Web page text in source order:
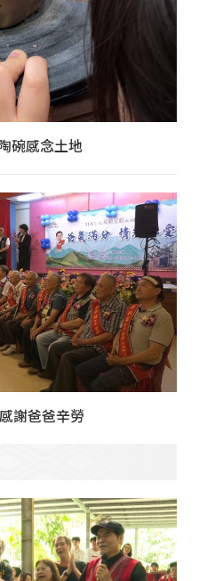
碗感念土地
謝爸爸辛勞